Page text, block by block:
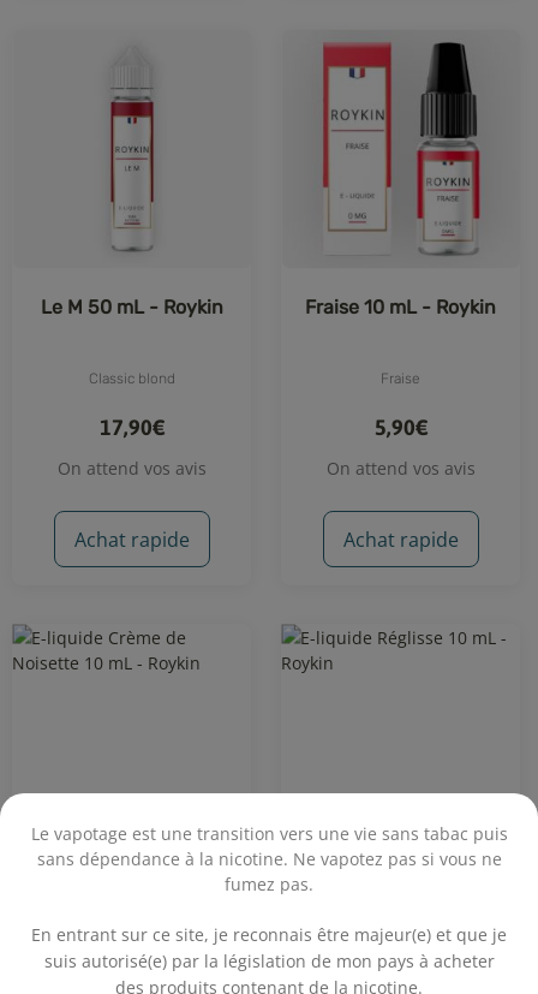
Le vapotage est une transition vers une vie sans tabac puis
sans dépendance à la nicotine. Ne vapotez pas si vous ne
fumez pas.
En entrant sur ce site, je reconnais être majeur(e) et que je
suis autorisé(e) par la législation de mon pays à acheter
des produits contenant de la nicotine.
Le M 50 mL - Roykin
Classic blond
17,90€
On attend vos avis
Achat rapide
Fraise 10 mL - Roykin
Fraise
5,90€
On attend vos avis
Achat rapide
mL - Roykin
Noisette Réglisse